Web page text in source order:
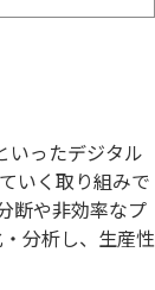
いったデジタル
いく取り組みで
断や非効率なプ
分析し、生産性